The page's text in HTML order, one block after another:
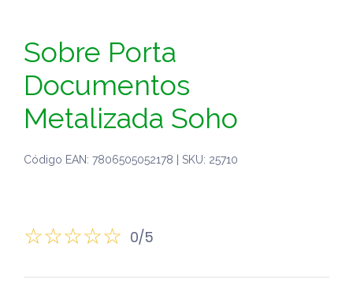
Sobre Porta
Documentos
Metalizada Soho
Código EAN: 7806505052178 | SKU: 25710
0/5